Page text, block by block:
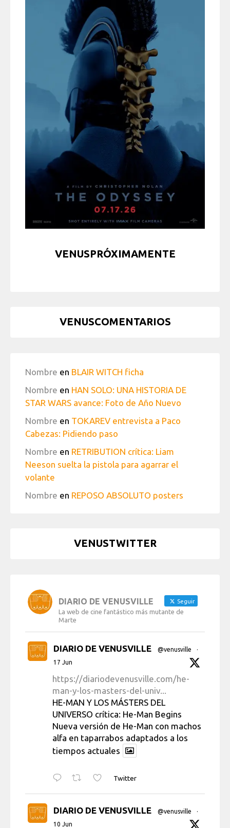
VENUSPRÓXIMAMENTE
VENUSCOMENTARIOS
Nombre en BLAIR WITCH ficha
Nombre en HAN SOLO: UNA HISTORIA DE
STAR WARS avance: Foto de Año Nuevo
Nombre en TOKAREV entrevista a Paco
Cabezas: Pidiendo paso
Nombre en RETRIBUTION crítica: Liam
Neeson suelta la pistola para agarrar el
volante
Nombre en REPOSO ABSOLUTO posters
VENUSTWITTER
DIARIO DE VENUSVILLE Seguir
La web de cine fantástico más mutante de
Marte
DIARIO DE VENUSVILLE @venusville
·
17 Jun
https://diariodevenusville.com/he-
man-y-los-masters-del-univ...
HE-MAN Y LOS MÁSTERS DEL
UNIVERSO crítica: He-Man Begins
Nueva versión de He-Man con machos
alfa en taparrabos adaptados a los
tiempos actuales
Twitter
DIARIO DE VENUSVILLE @venusville
·
10 Jun